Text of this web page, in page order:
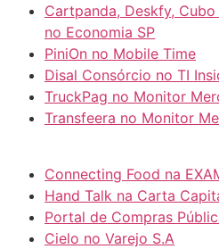
Cartpanda, Deskfy,
no Economia SP
PiniOn no Mobile Time
Disal Consórcio no TI
TruckPag no Monitor
Transfeera no Monitor
Connecting Food na
Hand Talk na Carta
Portal de Compras
Cielo no Varejo S.A